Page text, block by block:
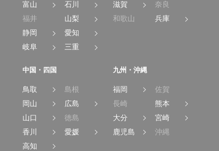
富山
石川
福井
山梨
静岡
愛知
岐阜
三重
滋賀
奈良
和歌山
兵庫
中国・四国
鳥取
島根
岡山
広島
山口
徳島
香川
愛媛
高知
九州・沖縄
福岡
佐賀
長崎
熊本
大分
宮崎
鹿児島
沖縄